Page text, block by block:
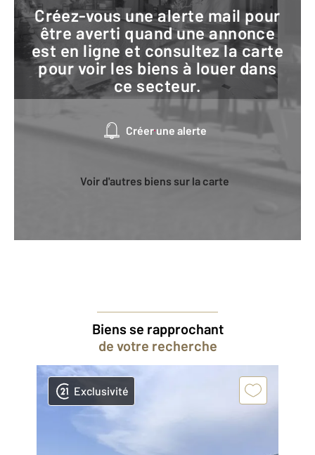
Créez-vous une alerte mail pour
être averti quand une annonce
est en ligne et consultez la carte
pour voir les biens à louer dans
ce secteur.
Créer une alerte
Voir d'autres biens sur la carte
Biens se rapprochant
de votre recherche
Exclusivité